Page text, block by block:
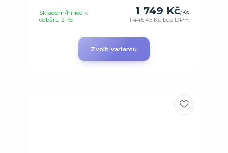
1 749 Kč/Ks
1 445,45 Kč bez DPH
Skladem/Ihned k
odběru 2 Ks
Zvolit variantu